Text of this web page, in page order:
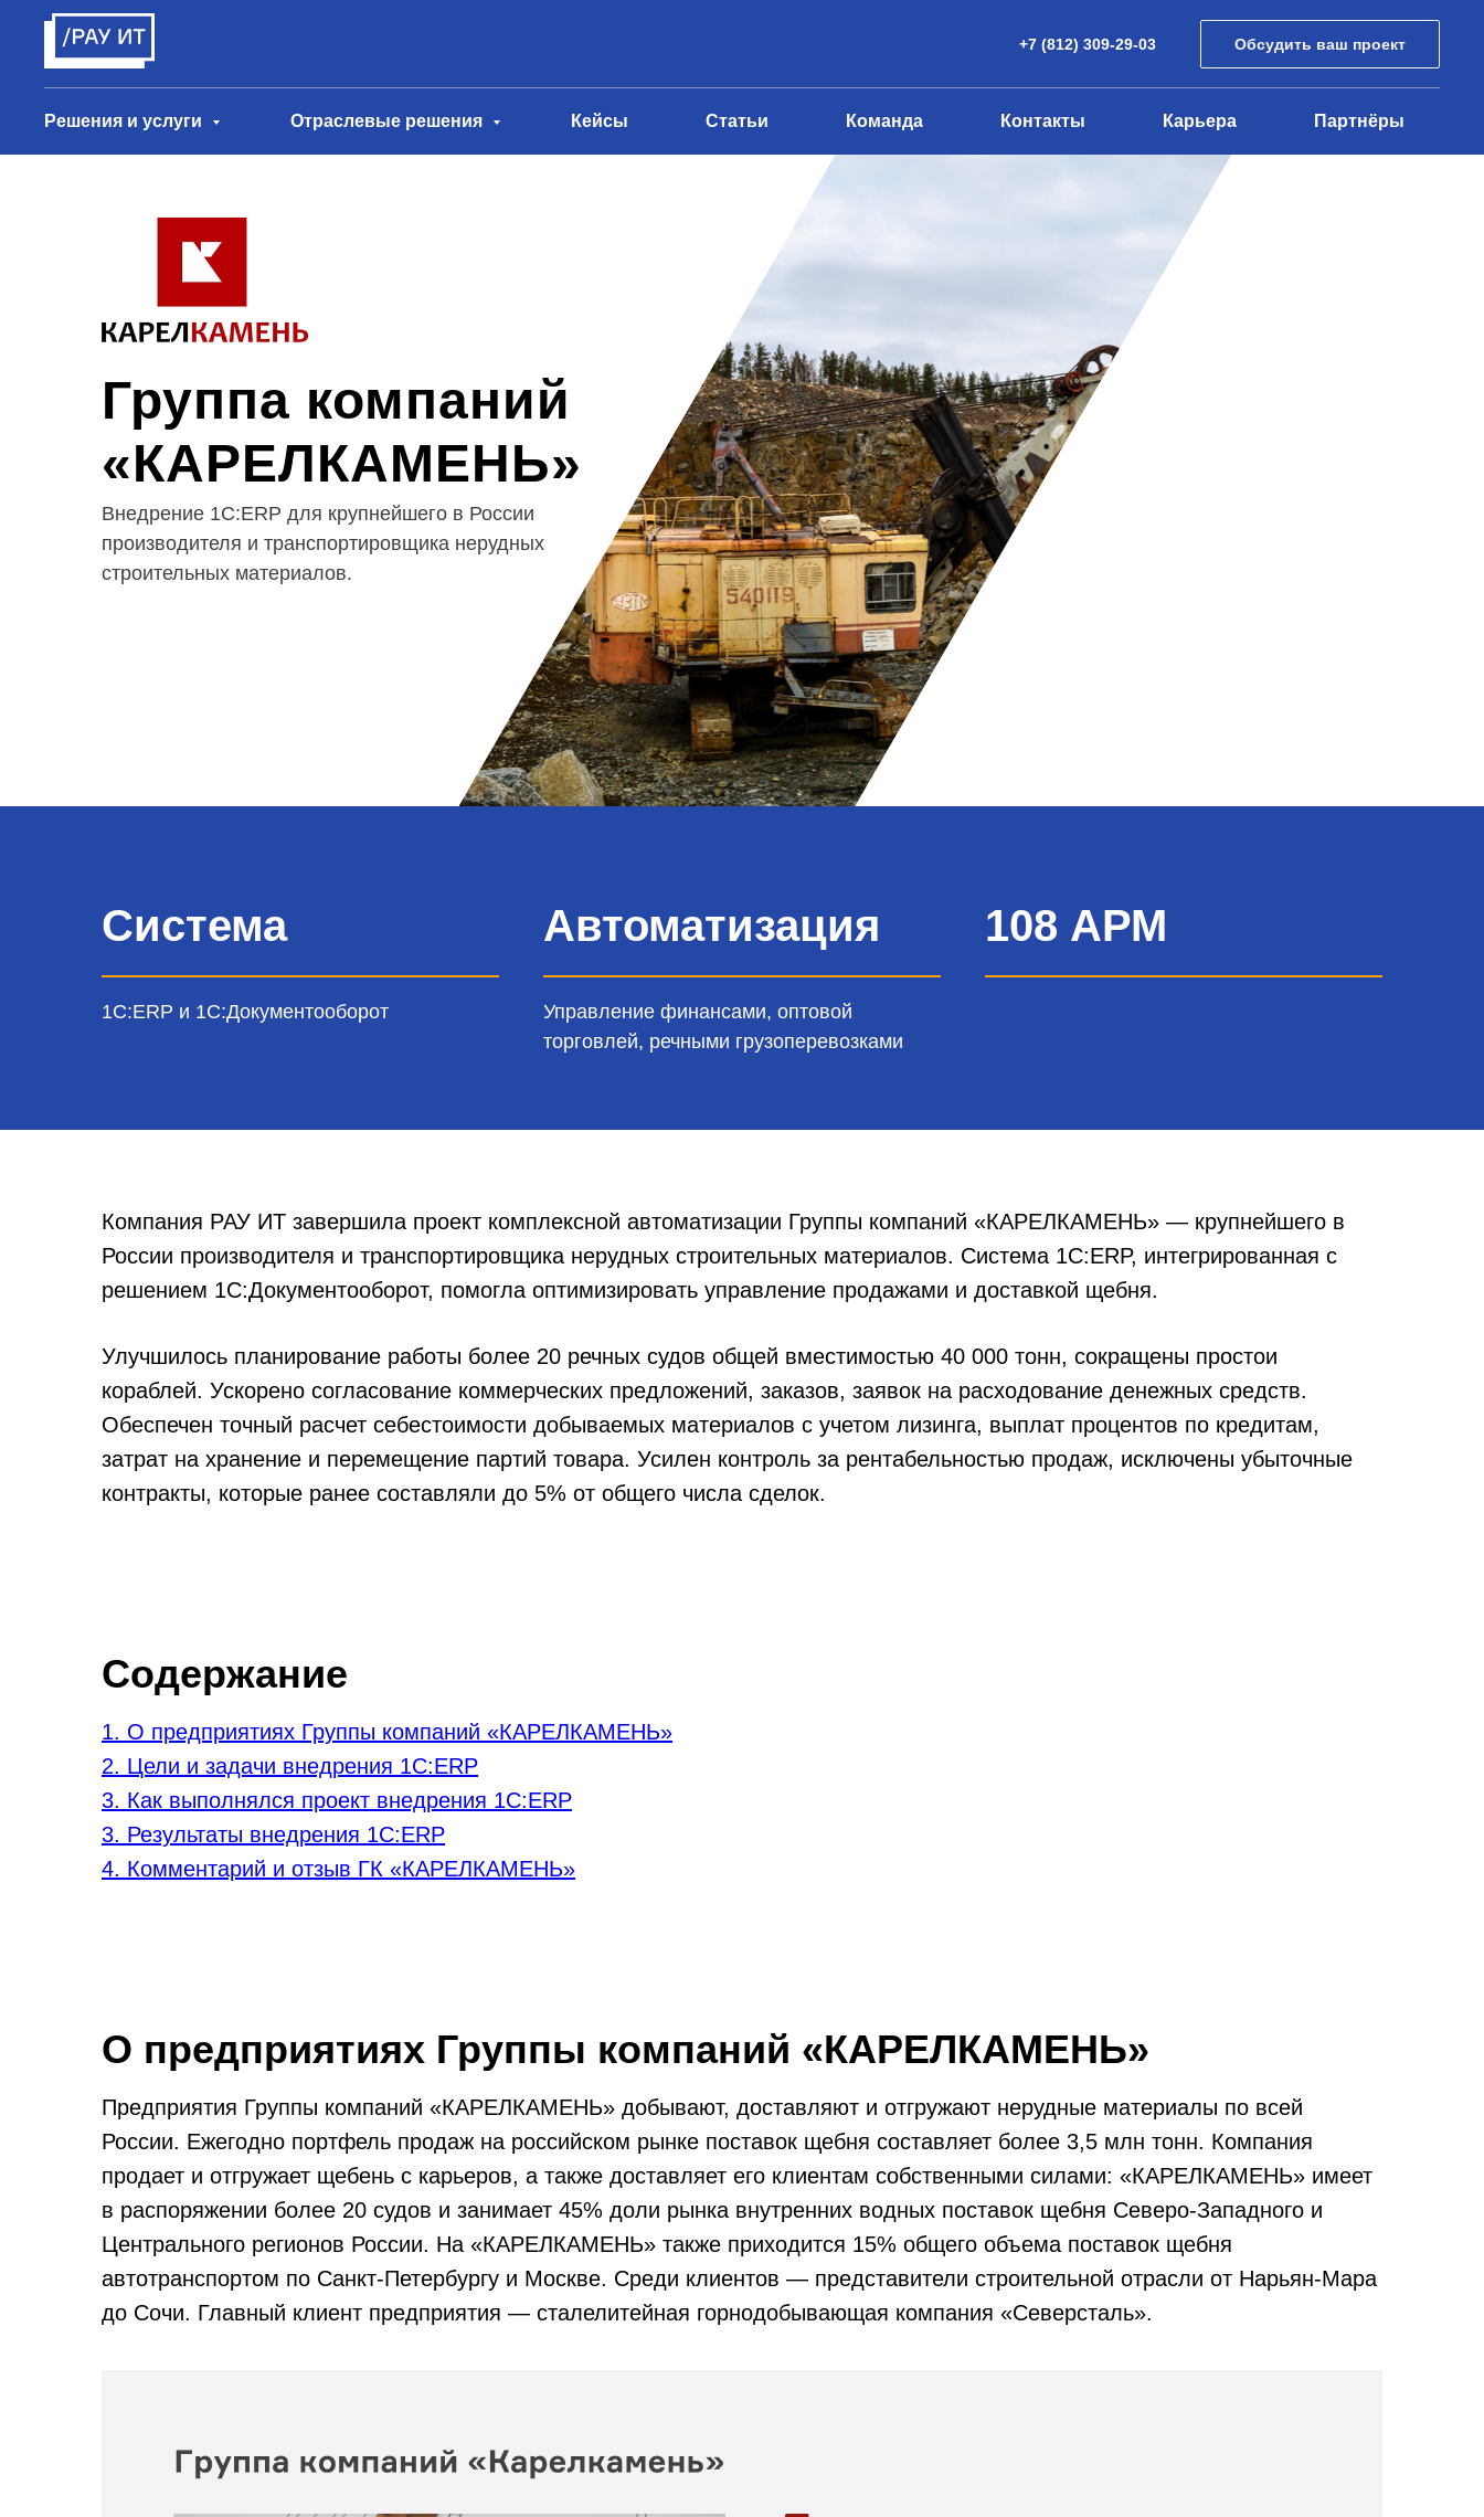
+7 (812) 309-29-03 Обсудить ваш проект
Решения и услуги Отраслевые решения Кейсы Статьи Команда Контакты Карьера Партнёры
Группа компаний
«КАРЕЛКАМЕНЬ»
Внедрение 1С:ERP для крупнейшего в России
производителя и транспортировщика нерудных
строительных материалов.
Система
1С:ERP и 1С:Документооборот
Автоматизация
Управление финансами, оптовой
торговлей, речными грузоперевозками
108 АРМ
Компания РАУ ИТ завершила проект комплексной автоматизации Группы компаний «КАРЕЛКАМЕНЬ» — крупнейшего в
России производителя и транспортировщика нерудных строительных материалов. Система 1С:ERP, интегрированная с
решением 1С:Документооборот, помогла оптимизировать управление продажами и доставкой щебня.
Улучшилось планирование работы более 20 речных судов общей вместимостью 40 000 тонн, сокращены простои
кораблей. Ускорено согласование коммерческих предложений, заказов, заявок на расходование денежных средств.
Обеспечен точный расчет себестоимости добываемых материалов с учетом лизинга, выплат процентов по кредитам,
затрат на хранение и перемещение партий товара. Усилен контроль за рентабельностью продаж, исключены убыточные
контракты, которые ранее составляли до 5% от общего числа сделок.
Содержание
1. О предприятиях Группы компаний «КАРЕЛКАМЕНЬ»
2. Цели и задачи внедрения 1С:ERP
3. Как выполнялся проект внедрения 1С:ERP
3. Результаты внедрения 1С:ERP
4. Комментарий и отзыв ГК «КАРЕЛКАМЕНЬ»
О предприятиях Группы компаний «КАРЕЛКАМЕНЬ»
Предприятия Группы компаний «КАРЕЛКАМЕНЬ» добывают, доставляют и отгружают нерудные материалы по всей
России. Ежегодно портфель продаж на российском рынке поставок щебня составляет более 3,5 млн тонн. Компания
продает и отгружает щебень с карьеров, а также доставляет его клиентам собственными силами: «КАРЕЛКАМЕНЬ» имеет
в распоряжении более 20 судов и занимает 45% доли рынка внутренних водных поставок щебня Северо-Западного и
Центрального регионов России. На «КАРЕЛКАМЕНЬ» также приходится 15% общего объема поставок щебня
автотранспортом по Санкт-Петербургу и Москве. Среди клиентов — представители строительной отрасли от Нарьян-Мара
до Сочи. Главный клиент предприятия — сталелитейная горнодобывающая компания «Северсталь».